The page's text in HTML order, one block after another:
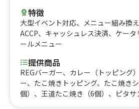
特徴
大型イベント対応、 メニュー組み換
ACCP、 キャッシュレス決済、 ケータ
ールメニュー
提供商品
REGバーガー、カレー（トッピング
ー、たこ焼きトッピング、たこ焼き
個）、王道たこ焼き（6個）、ピタ